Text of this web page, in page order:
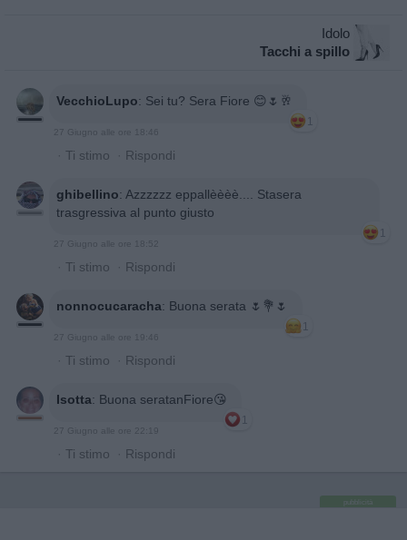
Idolo
Tacchi a spillo
VecchioLupo: Sei tu? Sera Fiore 😊🌷🥂
1
27 Giugno alle ore 18:46
· Ti stimo · Rispondi
ghibellino: Azzzzzz eppallèèèè.... Stasera
trasgressiva al punto giusto
1
27 Giugno alle ore 18:52
· Ti stimo · Rispondi
nonnocucaracha: Buona serata 🌷💐🌷
1
27 Giugno alle ore 19:46
· Ti stimo · Rispondi
Isotta: Buona seratanFiore😘
1
27 Giugno alle ore 22:19
· Ti stimo · Rispondi
pubblicità